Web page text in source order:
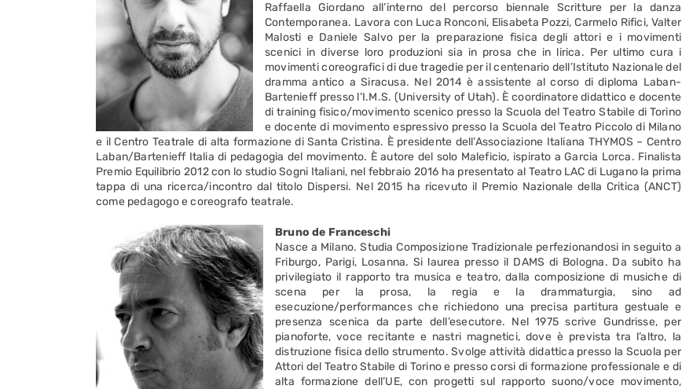
Raffaella Giordano all’interno del percorso biennale Scritture per la danza
Contemporanea. Lavora con Luca Ronconi, Elisabeta Pozzi, Carmelo Rifici, Valter
Malosti e Daniele Salvo per la preparazione fisica degli attori e i movimenti
scenici in diverse loro produzioni sia in prosa che in lirica. Per ultimo cura i
movimenti coreografici di due tragedie per il centenario dell’Istituto Nazionale del
dramma antico a Siracusa. Nel 2014 è assistente al corso di diploma Laban-
Bartenieff presso l’I.M.S. (University of Utah). È coordinatore didattico e docente
di training fisico/movimento scenico presso la Scuola del Teatro Stabile di Torino
e docente di movimento espressivo presso la Scuola del Teatro Piccolo di Milano
e il Centro Teatrale di alta formazione di Santa Cristina. È presidente dell’Associazione Italiana THYMOS – Centro
Laban/Bartenieff Italia di pedagogia del movimento. È autore del solo Maleficio, ispirato a Garcia Lorca. Finalista
Premio Equilibrio 2012 con lo studio Sogni Italiani, nel febbraio 2016 ha presentato al Teatro LAC di Lugano la prima
tappa di una ricerca/incontro dal titolo Dispersi. Nel 2015 ha ricevuto il Premio Nazionale della Critica (ANCT)
come pedagogo e coreografo teatrale.
Bruno de Franceschi
Nasce a Milano. Studia Composizione Tradizionale perfezionandosi in seguito a
Friburgo, Parigi, Losanna. Si laurea presso il DAMS di Bologna. Da subito ha
privilegiato il rapporto tra musica e teatro, dalla composizione di musiche di
scena per la prosa, la regia e la drammaturgia, sino ad
esecuzione/performances che richiedono una precisa partitura gestuale e
presenza scenica da parte dell’esecutore. Nel 1975 scrive Gundrisse, per
pianoforte, voce recitante e nastri magnetici, dove è prevista tra l’altro, la
distruzione fisica dello strumento. Svolge attività didattica presso la Scuola per
Attori del Teatro Stabile di Torino e presso corsi di formazione professionale e di
alta formazione dell’UE, con progetti sul rapporto suono/voce movimento,